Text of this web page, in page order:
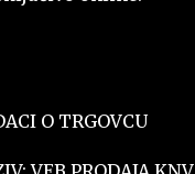
O TRGOVCU